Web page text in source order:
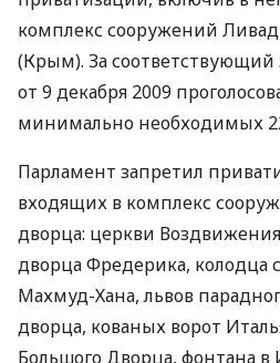
комплекс сооружений
(Крым). За соответствующий
от 9 декабря 2009
минимально необходимых
Парламент запретил
входящих в комплекс
дворца: церкви
дворца Фредерика, колодца
Махмуд-Хана, львов
дворца, кованых ворот
Большого Дворца, фонтана в